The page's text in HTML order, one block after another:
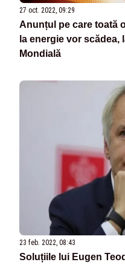
27 oct. 2022, 09:29
Anunțul pe care toată
la energie vor scădea,
Mondială
23 feb. 2022, 08:43
Soluțiile lui Eugen